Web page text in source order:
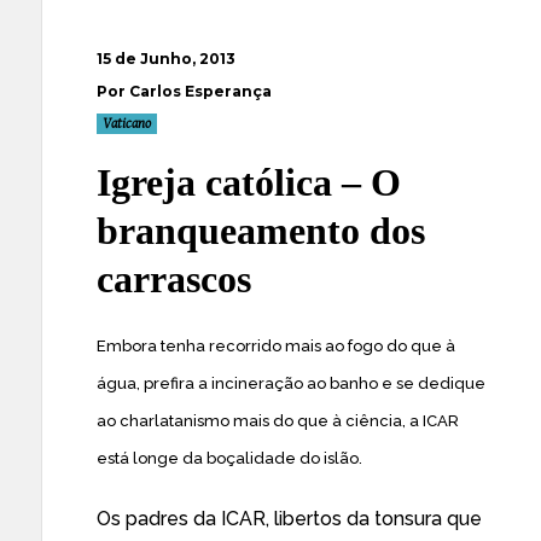
15 de Junho, 2013
Por Carlos Esperança
Vaticano
Igreja católica – O
branqueamento dos
carrascos
Embora tenha recorrido mais ao fogo do que à
água, prefira a incineração ao banho e se dedique
ao charlatanismo mais do que à ciência, a ICAR
está longe da boçalidade do islão.
Os padres da ICAR, libertos da tonsura que